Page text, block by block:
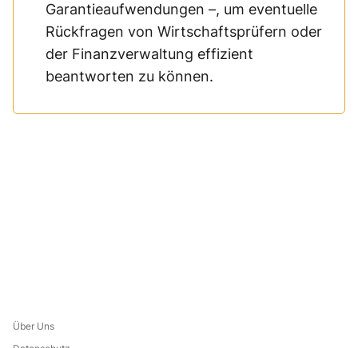
Garantieaufwendungen –, um eventuelle
Rückfragen von Wirtschaftsprüfern oder
der Finanzverwaltung effizient
beantworten zu können.
Über Uns